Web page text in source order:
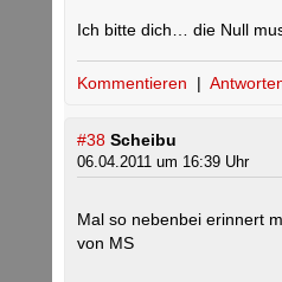
Ich bitte dich… die Null
Kommentieren |
#38 Scheibu
06.04.2011 um 16:39 Uhr
Mal so nebenbei erinnert
von MS